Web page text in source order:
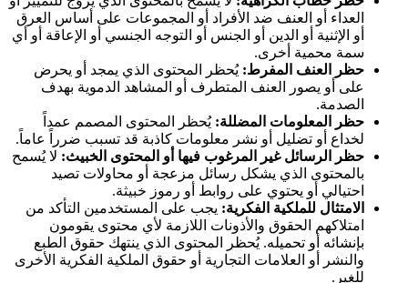
العداء أو العنف ضد الأفراد أو المجموعات على أساس العرق
أو الإثنية أو الدين أو الجنس أو التوجه الجنسي أو الإعاقة أو أي
سمة محمية أخرى.
حظر العنف المفرط: يُحظر المحتوى الذي يمجد أو يحرض
على أو يصور العنف المتطرف أو المشاهد الدموية بهدف
الصدمة.
حظر المعلومات المضللة: يُحظر المحتوى المصمم عمداً
لخداع أو تضليل أو نشر معلومات كاذبة قد تسبب ضرراً عاماً.
حظر الرسائل غير المرغوب فيها أو المحتوى الخبيث: لا يُسمح
بالمحتوى الذي يشكل رسائل مزعجة أو محاولات تصيد
احتيالي أو يحتوي على روابط أو رموز خبيثة.
الامتثال للملكية الفكرية: يجب على المستخدمين التأكد من
امتلاكهم الحقوق والأذونات اللازمة لأي محتوى يقومون
بإنشائه أو تحميله. يُحظر المحتوى الذي ينتهك حقوق الطبع
والنشر أو العلامات التجارية أو حقوق الملكية الفكرية الأخرى
للغير.